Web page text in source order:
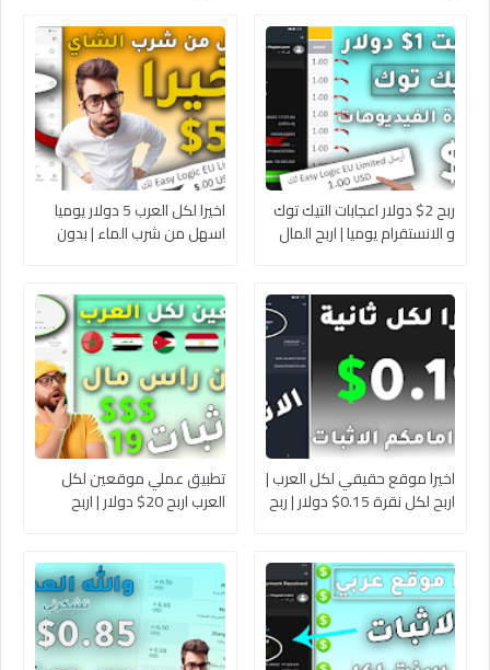
ربح 2$ دولار اعجابات التيك توك
و الانستقرام يوميا | اربح المال
اخيرا لكل العرب 5 دولار يوميا
اسهل من شرب الماء | بدون
اثبات السحب
اخيرا موقع حقيقي لكل العرب |
اربح لكل نقرة 0.15$ دولار | ربح
تطبيق عملي موقعين لكل
العرب اربح 20$ دولار | اربح